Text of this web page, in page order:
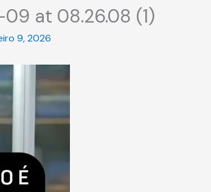
at 08.26.08 (1)
9, 2026